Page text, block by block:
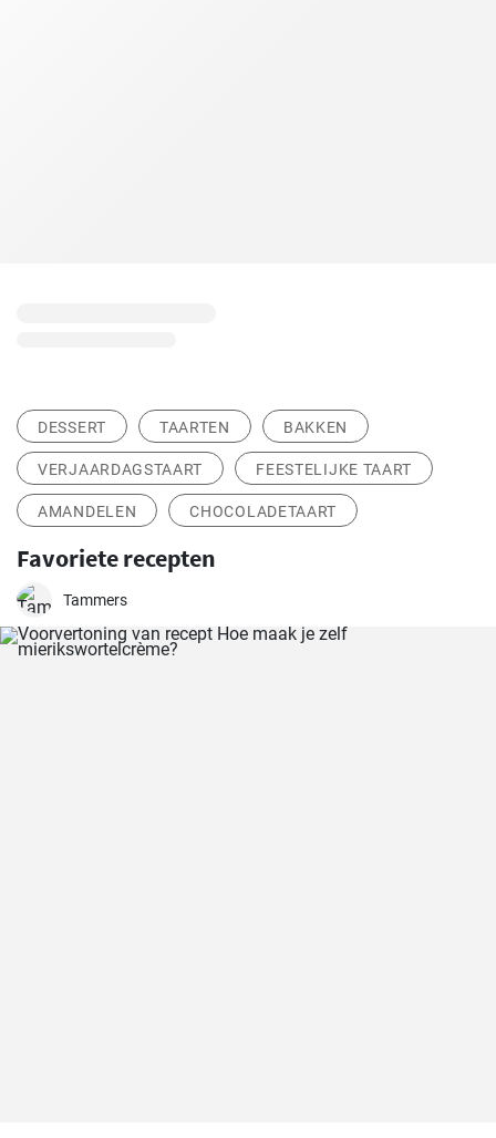
DESSERT TAARTEN BAKKEN
VERJAARDAGSTAART FEESTELIJKE TAART
AMANDELEN CHOCOLADETAART
Favoriete recepten
Tammers